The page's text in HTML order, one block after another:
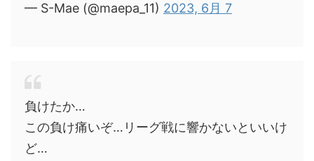
— S-Mae (@maepa_11) 2023, 6月 7
負けたか…
この負け痛いぞ…リーグ戦に響かないといいけ
ど…